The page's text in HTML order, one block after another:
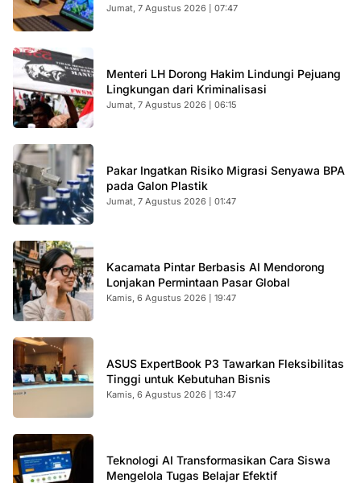
Jumat, 7 Agustus 2026 | 07:47
Menteri LH Dorong Hakim Lindungi Pejuang
Lingkungan dari Kriminalisasi
Jumat, 7 Agustus 2026 | 06:15
Pakar Ingatkan Risiko Migrasi Senyawa BPA
pada Galon Plastik
Jumat, 7 Agustus 2026 | 01:47
Kacamata Pintar Berbasis AI Mendorong
Lonjakan Permintaan Pasar Global
Kamis, 6 Agustus 2026 | 19:47
ASUS ExpertBook P3 Tawarkan Fleksibilitas
Tinggi untuk Kebutuhan Bisnis
Kamis, 6 Agustus 2026 | 13:47
Teknologi AI Transformasikan Cara Siswa
Mengelola Tugas Belajar Efektif